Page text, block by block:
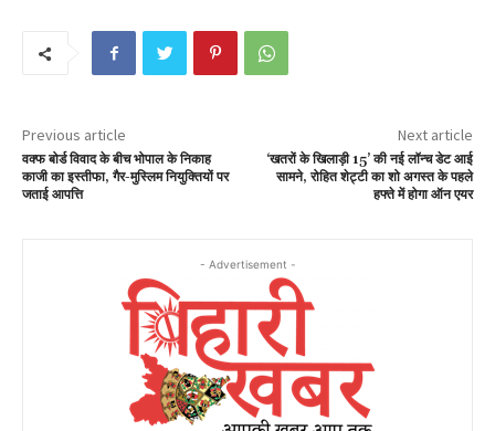
Previous article
वक्फ बोर्ड विवाद के बीच भोपाल के निकाह
काजी का इस्तीफा, गैर-मुस्लिम नियुक्तियों पर
जताई आपत्ति
Next article
‘खतरों के खिलाड़ी 15’ की नई लॉन्च डेट आई
सामने, रोहित शेट्टी का शो अगस्त के पहले
हफ्ते में होगा ऑन एयर
- Advertisement -